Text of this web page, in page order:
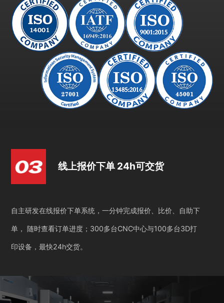
线上报价下单 24h可交货
自主研发在线报价下单系统，一分钟完成报价、比价、自助下
单， 随时查看订单进度；300多台CNC中心与100多台3D打
印设备，最快24h交货。